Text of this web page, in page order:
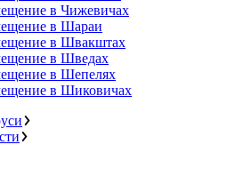
в Чижевичах
в Шараи
в Швакштах
в Шведах
в Шепелях
в Шиковичах